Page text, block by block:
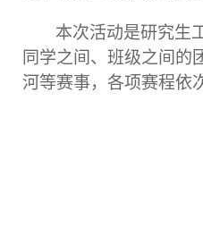
本次活动是研究生
同学之间、班级之间的
河等赛事，各项赛程依